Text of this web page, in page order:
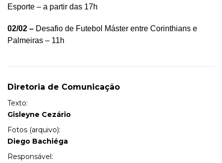
Esporte – a partir das 17h
02/02 – Desafio de Futebol Máster entre Corinthians e
Palmeiras – 11h
Diretoria de Comunicação
Texto:
Gisleyne Cezário
Fotos (arquivo):
Diego Bachiéga
Responsável: